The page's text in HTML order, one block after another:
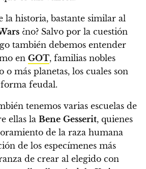
la historia, bastante similar al
¿no? Salvo por la cuestión
también debemos entender
en GOT, familias nobles
o más planetas, los cuales son
feudal.
tenemos varias escuelas de
ellas la Bene Gesserit, quienes
de la raza humana
de los especímenes más
de crear al elegido con